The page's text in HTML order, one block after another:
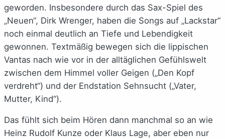
geworden. Insbesondere durch das Sax-Spiel des
„Neuen“, Dirk Wrenger, haben die Songs auf „Lackstar“
noch einmal deutlich an Tiefe und Lebendigkeit
gewonnen. Textmäßig bewegen sich die lippischen
Vantas nach wie vor in der alltäglichen Gefühlswelt
zwischen dem Himmel voller Geigen („Den Kopf
verdreht“) und der Endstation Sehnsucht („Vater,
Mutter, Kind“).
Das fühlt sich beim Hören dann manchmal so an wie
Heinz Rudolf Kunze oder Klaus Lage, aber eben nur